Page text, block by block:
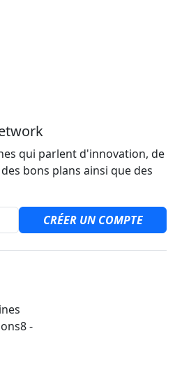
qui parlent d'innovation, de
bons plans ainsi que des
CRÉER UN COMPTE
-